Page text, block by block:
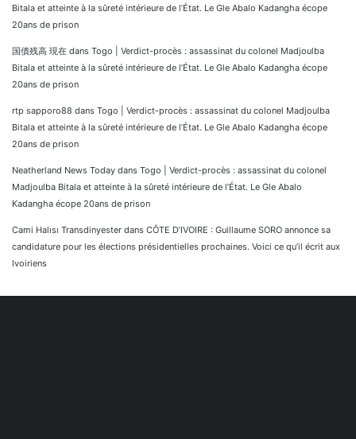
Bitala et atteinte à la sûreté intérieure de l’État. Le Gle Abalo Kadangha écope
20ans de prison
国債残高 現在 dans Togo | Verdict-procès : assassinat du colonel Madjoulba
Bitala et atteinte à la sûreté intérieure de l’État. Le Gle Abalo Kadangha écope
20ans de prison
rtp sapporo88 dans Togo | Verdict-procès : assassinat du colonel Madjoulba
Bitala et atteinte à la sûreté intérieure de l’État. Le Gle Abalo Kadangha écope
20ans de prison
Neatherland News Today dans Togo | Verdict-procès : assassinat du colonel
Madjoulba Bitala et atteinte à la sûreté intérieure de l’État. Le Gle Abalo
Kadangha écope 20ans de prison
Cami Halısı Transdinyester dans CÔTE D’IVOIRE : Guillaume SORO annonce sa
candidature pour les élections présidentielles prochaines. Voici ce qu’il écrit aux
Ivoiriens